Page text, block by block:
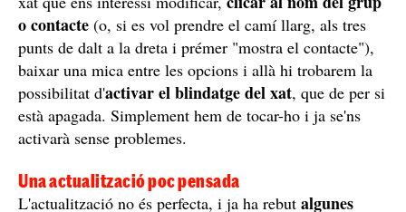
o contacte (o, si es vol prendre el camí llarg, als tres
punts de dalt a la dreta i prémer "mostra el contacte"),
baixar una mica entre les opcions i allà hi trobarem la
possibilitat d'activar el blindatge del xat, que de per si
està apagada. Simplement hem de tocar-ho i ja se'ns
activarà sense problemes.
Una actualització poc pensada
L'actualització no és perfecta, i ja ha rebut algunes